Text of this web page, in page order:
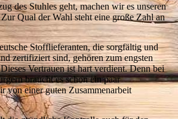
des Stuhles geht, machen wir es unseren
Qual der Wahl steht eine große Zahl an
Stofflieferanten, die sorgfältig und
zertifiziert sind, gehören zum engsten
Vertrauen ist hart verdient. Denn bei
braucht es schon ein paar
von einer guten Zusammenarbeit